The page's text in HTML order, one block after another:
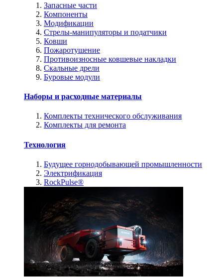
Запасные части
Компоненты
Модификации
Стрелы-манипуляторы и податчики
Ковши
Пожаротушение
Противоизносные ковшевые накладки
Скальные дрели
Буровые модули
Наборы и расходные материалы
Комплекты технического обслуживания
Комплекты для ремонта
Технология
Будущее горнодобывающей промышленности
Электрификация
RockPulse®